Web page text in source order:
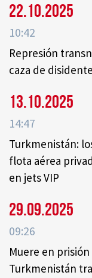
22.10.2025
10:42
Represión
caza de
13.10.2025
14:47
Turkmenistán:
flota aérea
en jets VIP
29.09.2025
09:26
Muere en
Turkmenistán